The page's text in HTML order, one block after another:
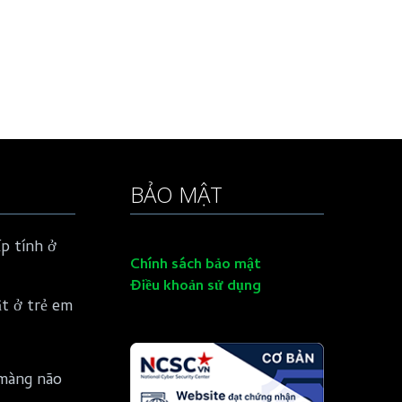
tính ở
ở trẻ em
não
BẢO MẬT
Chính sách bảo mật
Điều khoản sử dụng